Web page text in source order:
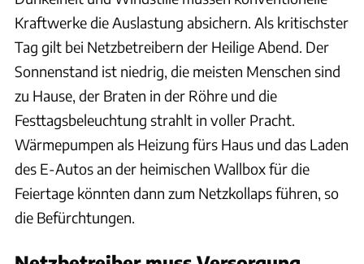
Kraftwerke die Auslastung absichern. Als kritischster
Tag gilt bei Netzbetreibern der Heilige Abend. Der
Sonnenstand ist niedrig, die meisten Menschen sind
zu Hause, der Braten in der Röhre und die
Festtagsbeleuchtung strahlt in voller Pracht.
Wärmepumpen als Heizung fürs Haus und das Laden
des E-Autos an der heimischen Wallbox für die
Feiertage könnten dann zum Netzkollaps führen, so
die Befürchtungen.